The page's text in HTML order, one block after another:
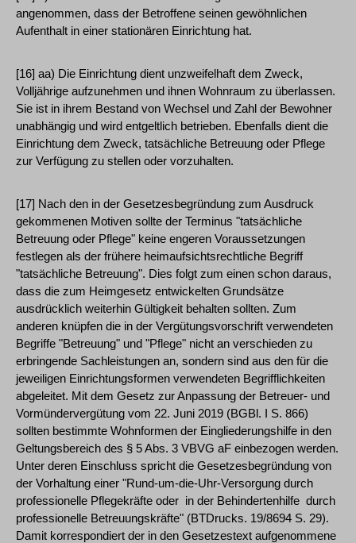
angenommen, dass der Betroffene seinen gewöhnlichen
Aufenthalt in einer stationären Einrichtung hat.
[16] aa) Die Einrichtung dient unzweifelhaft dem Zweck,
Volljährige aufzunehmen und ihnen Wohnraum zu überlassen.
Sie ist in ihrem Bestand von Wechsel und Zahl der Bewohner
unabhängig und wird entgeltlich betrieben. Ebenfalls dient die
Einrichtung dem Zweck, tatsächliche Betreuung oder Pflege
zur Verfügung zu stellen oder vorzuhalten.
[17] Nach den in der Gesetzesbegründung zum Ausdruck
gekommenen Motiven sollte der Terminus "tatsächliche
Betreuung oder Pflege" keine engeren Voraussetzungen
festlegen als der frühere heimaufsichtsrechtliche Begriff
"tatsächliche Betreuung". Dies folgt zum einen schon daraus,
dass die zum Heimgesetz entwickelten Grundsätze
ausdrücklich weiterhin Gültigkeit behalten sollten. Zum
anderen knüpfen die in der Vergütungsvorschrift verwendeten
Begriffe "Betreuung" und "Pflege" nicht an verschieden zu
erbringende Sachleistungen an, sondern sind aus den für die
jeweiligen Einrichtungsformen verwendeten Begrifflichkeiten
abgeleitet. Mit dem Gesetz zur Anpassung der Betreuer- und
Vormündervergütung vom 22. Juni 2019 (BGBl. I S. 866)
sollten bestimmte Wohnformen der Eingliederungshilfe in den
Geltungsbereich des § 5 Abs. 3 VBVG aF einbezogen werden.
Unter deren Einschluss spricht die Gesetzesbegründung von
der Vorhaltung einer "Rund-um-die-Uhr-Versorgung durch
professionelle Pflegekräfte oder ­ in der Behindertenhilfe ­ durch
professionelle Betreuungskräfte" (BT­Drucks. 19/8694 S. 29).
Damit korrespondiert der in den Gesetzestext aufgenommene